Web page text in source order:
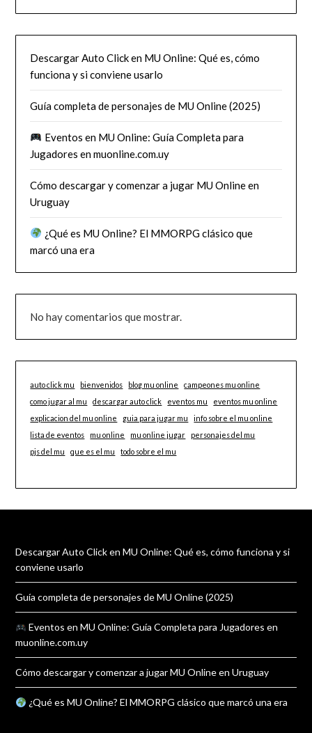
Descargar Auto Click en MU Online: Qué es, cómo
funciona y si conviene usarlo
Guía completa de personajes de MU Online (2025)
Eventos en MU Online: Guía Completa para
Jugadores en muonline.com.uy
Cómo descargar y comenzar a jugar MU Online en
Uruguay
¿Qué es MU Online? El MMORPG clásico que
marcó una era
No hay comentarios que mostrar.
auto click mu bienvenidos blog mu online
campeones mu online
como jugar al mu
descargar auto click eventos mu
eventos mu online
explicacion del mu online
guia para jugar mu
info sobre el mu online
lista de eventos
mu online mu online jugar
personajes del mu
pjs del mu
que es el mu todo sobre el mu
Descargar Auto Click en MU Online: Qué es, cómo funciona y si
conviene usarlo
Guía completa de personajes de MU Online (2025)
Eventos en MU Online: Guía Completa para Jugadores en
muonline.com.uy
Cómo descargar y comenzar a jugar MU Online en Uruguay
¿Qué es MU Online? El MMORPG clásico que marcó una era